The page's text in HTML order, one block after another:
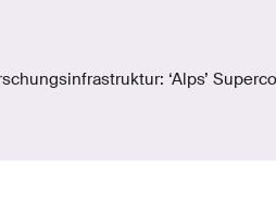
‘Alps’